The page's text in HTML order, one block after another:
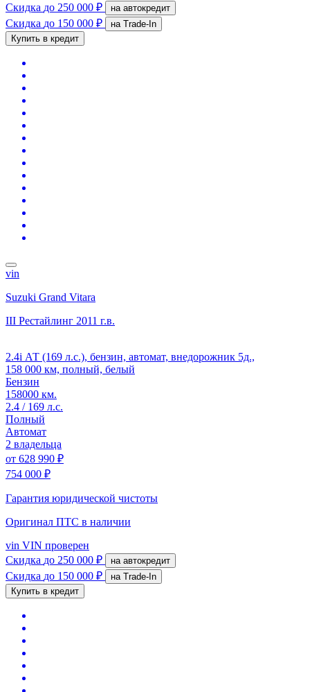
Скидка до 250 000 ₽ на автокредит
Скидка до 150 000 ₽
на Trade-In
Купить в кредит
vin
Suzuki Grand Vitara
III Рестайлинг 2011 г.в.
2.4i АТ (169 л.с.), бензин, автомат, внедорожник 5д.,
158 000 км, полный, белый
Бензин
158000 км.
2.4 / 169 л.с.
Полный
Автомат
2 владельца
от 628 990 ₽
754 000 ₽
Гарантия юридической чистоты
Оригинал ПТС в наличии
vin VIN проверен
Скидка до 250 000 ₽ на автокредит
Скидка до 150 000 ₽
на Trade-In
Купить в кредит